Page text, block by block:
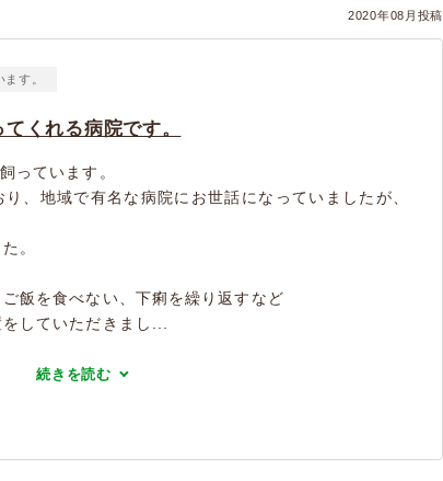
2020年08月投稿
す。
くれる病院です。
っています。
、地域で有名な病院にお世話になっていましたが、
。
飯を食べない、下痢を繰り返すなど
していただきまし...
続きを読む